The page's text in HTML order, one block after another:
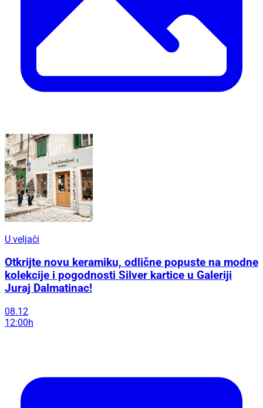
U veljači
Otkrijte novu keramiku, odlične popuste na modne
kolekcije i pogodnosti Silver kartice u Galeriji
Juraj Dalmatinac!
08.12
12:00h